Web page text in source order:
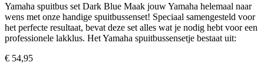
Yamaha spuitbus set Dark Blue Maak jouw Yamaha helemaal naar
wens met onze handige spuitbussenset! Speciaal samengesteld voor
het perfecte resultaat, bevat deze set alles wat je nodig hebt voor een
professionele lakklus. Het Yamaha spuitbussensetje bestaat uit:
€ 54,95